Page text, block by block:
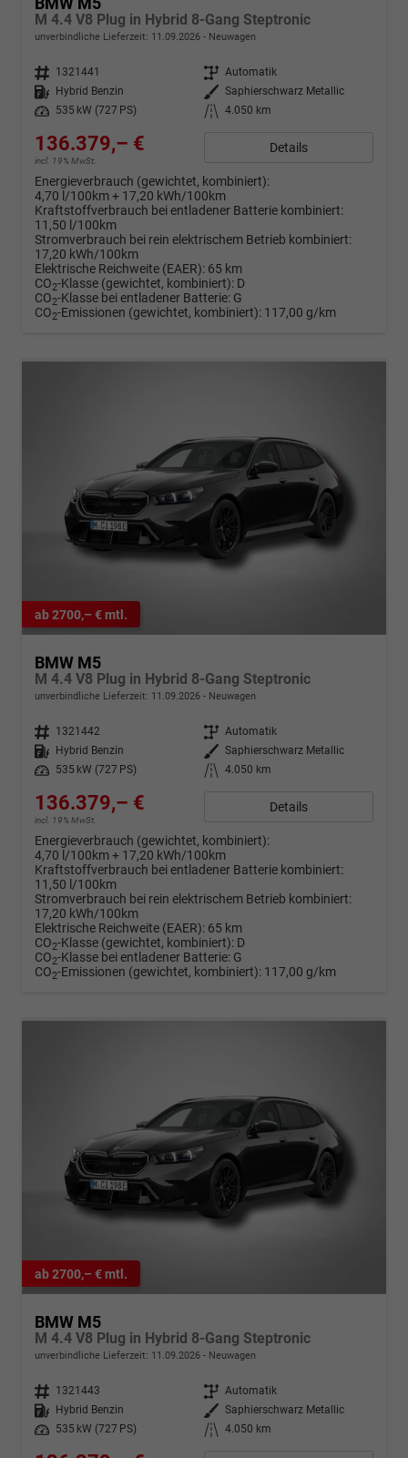
M 4.4 V8 Plug in Hybrid 8-Gang Steptronic
unverbindliche Lieferzeit: 11.09.2026 Neuwagen
Fahrzeugnr. 1321441 Getriebe Automatik
Kraftstoff
Hybrid Benzin Außenfarbe Saphierschwarz Metallic
Leistung
535 kW (727 PS) Kilometerstand 4.050 km
136.379,– €
incl. 19% MwSt.
Details
Energieverbrauch (gewichtet, kombiniert):
4,70 l/100km + 17,20 kWh/100km
Kraftstoffverbrauch bei entladener Batterie kombiniert:
11,50 l/100km
Stromverbrauch bei rein elektrischem Betrieb kombiniert:
17,20 kWh/100km
Elektrische Reichweite (EAER): 65 km
CO2-Klasse (gewichtet, kombiniert): D
CO2-Klasse bei entladener Batterie: G
CO2-Emissionen (gewichtet, kombiniert): 117,00 g/km
ab 2700,– € mtl.
BMW M5
M 4.4 V8 Plug in Hybrid 8-Gang Steptronic
unverbindliche Lieferzeit: 11.09.2026 Neuwagen
Fahrzeugnr. 1321442 Getriebe Automatik
Kraftstoff
Hybrid Benzin Außenfarbe Saphierschwarz Metallic
Leistung
535 kW (727 PS) Kilometerstand 4.050 km
136.379,– €
incl. 19% MwSt.
Details
Energieverbrauch (gewichtet, kombiniert):
4,70 l/100km + 17,20 kWh/100km
Kraftstoffverbrauch bei entladener Batterie kombiniert:
11,50 l/100km
Stromverbrauch bei rein elektrischem Betrieb kombiniert:
17,20 kWh/100km
Elektrische Reichweite (EAER): 65 km
CO2-Klasse (gewichtet, kombiniert): D
CO2-Klasse bei entladener Batterie: G
CO2-Emissionen (gewichtet, kombiniert): 117,00 g/km
ab 2700,– € mtl.
BMW M5
M 4.4 V8 Plug in Hybrid 8-Gang Steptronic
unverbindliche Lieferzeit: 11.09.2026 Neuwagen
Fahrzeugnr. 1321443 Getriebe Automatik
Kraftstoff
Hybrid Benzin Außenfarbe Saphierschwarz Metallic
Leistung
535 kW (727 PS) Kilometerstand 4.050 km